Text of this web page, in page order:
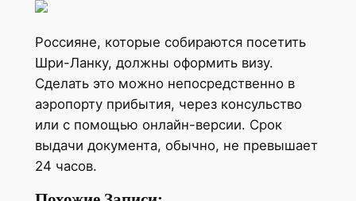
Россияне, которые собираются посетить
Шри-Ланку, должны оформить визу.
Сделать это можно непосредственно в
аэропорту прибытия, через консульство
или с помощью онлайн-версии. Срок
выдачи документа, обычно, не превышает
24 часов.